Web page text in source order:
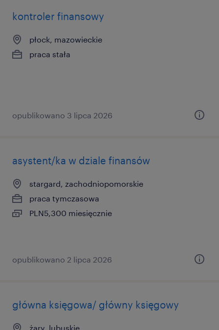
kontroler finansowy
płock, mazowieckie
praca stała
opublikowano 3 lipca 2026
asystent/ka w dziale finansów
stargard, zachodniopomorskie
praca tymczasowa
PLN5,300 miesięcznie
opublikowano 2 lipca 2026
główna księgowa/ główny księgowy
żary, lubuskie